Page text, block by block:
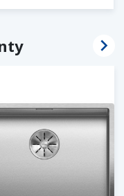
